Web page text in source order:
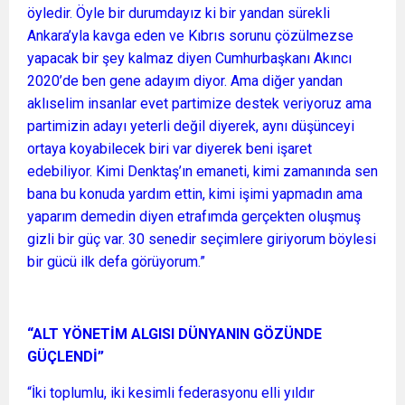
öyledir. Öyle bir durumdayız ki bir yandan sürekli
Ankara’yla kavga eden ve Kıbrıs sorunu çözülmezse
yapacak bir şey kalmaz diyen Cumhurbaşkanı Akıncı
2020’de ben gene adayım diyor. Ama diğer yandan
aklıselim insanlar evet partimize destek veriyoruz ama
partimizin adayı yeterli değil diyerek, aynı düşünceyi
ortaya koyabilecek biri var diyerek beni işaret
edebiliyor. Kimi Denktaş’ın emaneti, kimi zamanında sen
bana bu konuda yardım ettin, kimi işimi yapmadın ama
yaparım demedin diyen etrafımda gerçekten oluşmuş
gizli bir güç var. 30 senedir seçimlere giriyorum böylesi
bir gücü ilk defa görüyorum.”
“ALT YÖNETİM ALGISI DÜNYANIN GÖZÜNDE
GÜÇLENDİ”
“İki toplumlu, iki kesimli federasyonu elli yıldır